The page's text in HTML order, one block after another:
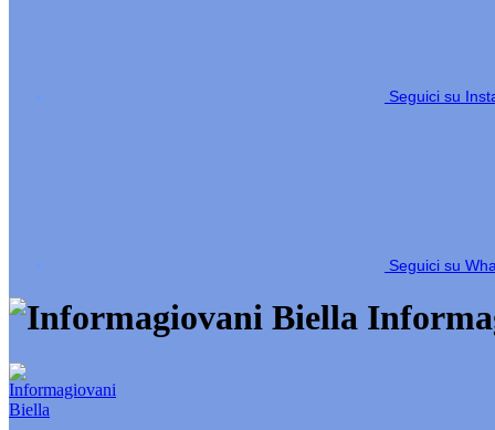
Seguici su
Seguici su